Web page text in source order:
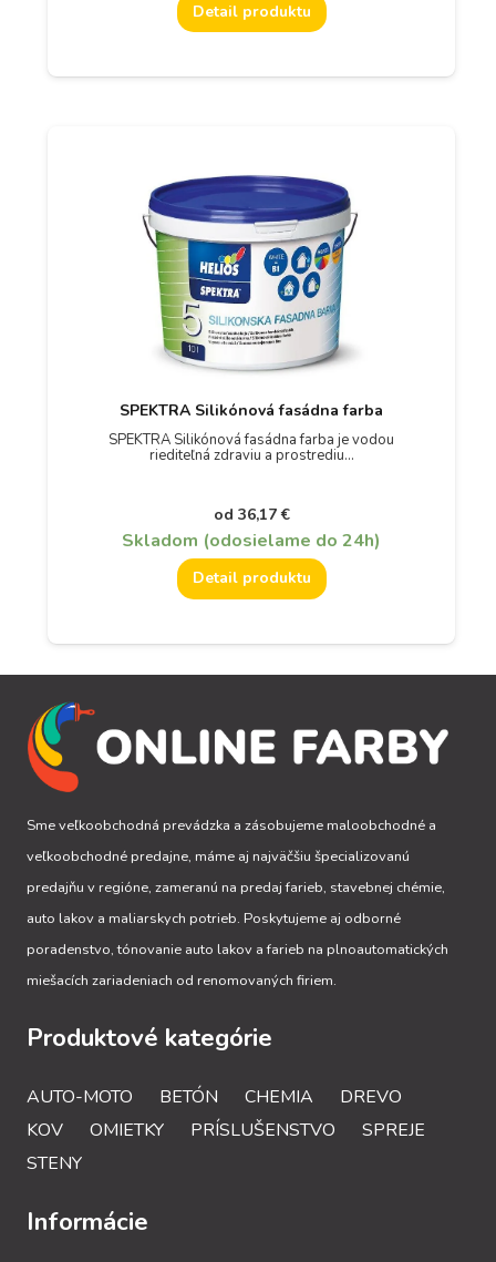
Detail produktu
SPEKTRA Silikónová fasádna farba
SPEKTRA Silikónová fasádna farba je vodou
riediteľná zdraviu a prostrediu…
od 36,17€
Skladom (odosielame do 24h)
Detail produktu
Sme veľkoobchodná prevádzka a zásobujeme maloobchodné a
veľkoobchodné predajne, máme aj najväčšiu špecializovanú
predajňu v regióne, zameranú na predaj farieb, stavebnej chémie,
auto lakov a maliarskych potrieb. Poskytujeme aj odborné
poradenstvo, tónovanie auto lakov a farieb na plnoautomatických
miešacích zariadeniach od renomovaných firiem.
Produktové kategórie
AUTO-MOTO BETÓN CHEMIA
DREVO
KOV
OMIETKY PRÍSLUŠENSTVO
SPREJE
STENY
Informácie